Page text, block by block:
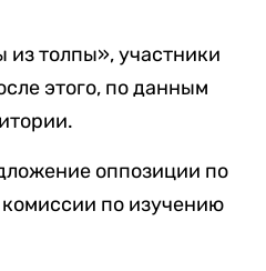
из толпы», участники
этого, по данным
оппозиции по
по изучению